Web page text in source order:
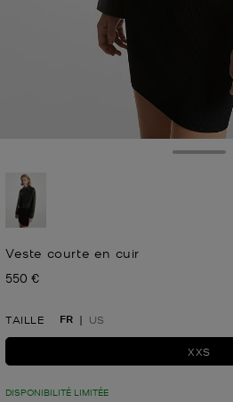
Veste courte en cuir
Prix actuel
550 €
TAILLE FR US
XXS
DISPONIBILITÉ LIMITÉE